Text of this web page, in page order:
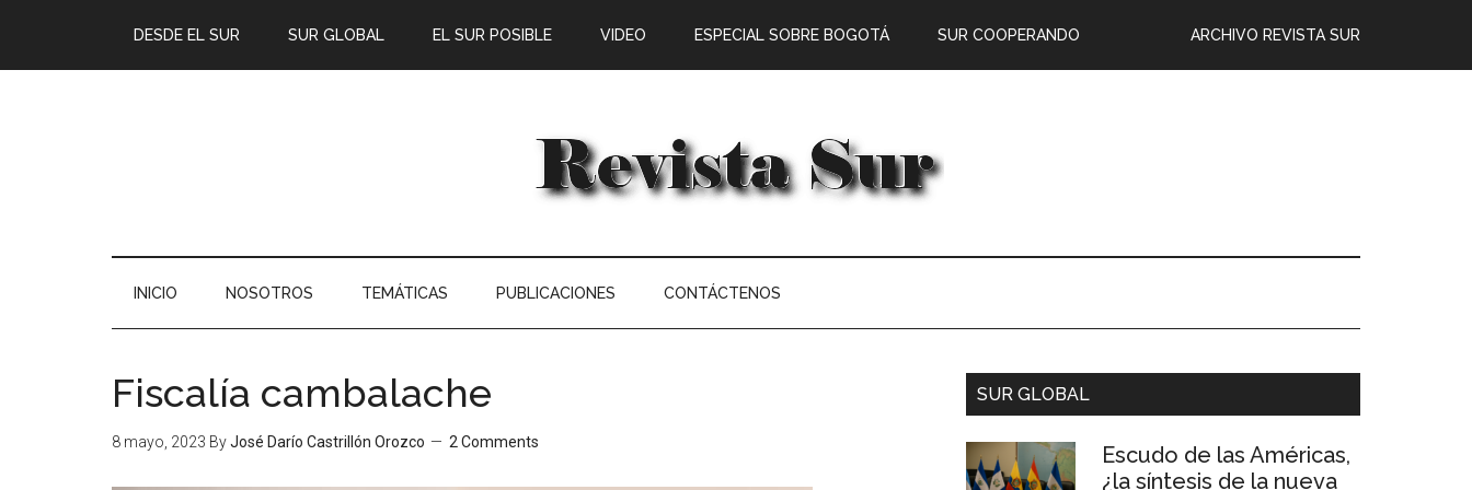
DESDE EL SUR SUR GLOBAL EL SUR POSIBLE ARCHIVO REVISTA SUR
VIDEO ESPECIAL SOBRE BOGOTÁ SUR COOPERANDO
INICIO NOSOTROS TEMÁTICAS PUBLICACIONES CONTÁCTENOS
Fiscalía cambalache
8 mayo, 2023 ByJosé Darío Castrillón Orozco 2 Comments
SUR GLOBAL
Escudo de las Américas,
¿la síntesis de la nueva